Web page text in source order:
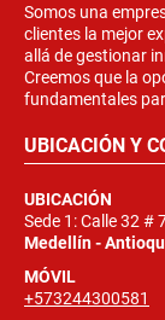
Somos una
clientes la mejor
allá de gestionar
Creemos que la
fundamentales
UBICACIÓN Y
UBICACIÓN
Sede 1: Calle 32 #
Medellín -
MÓVIL
+573244300581